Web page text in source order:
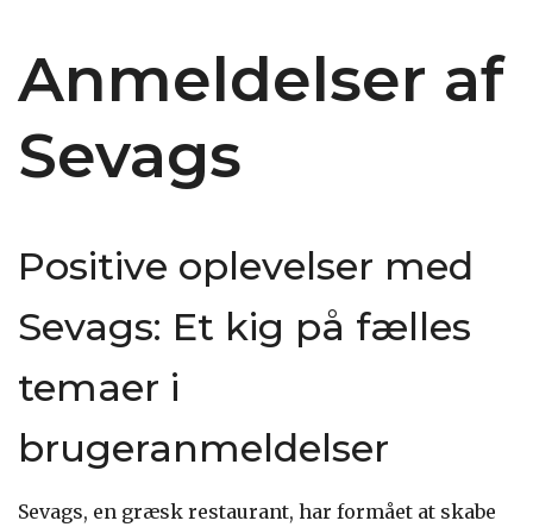
Anmeldelser af
Sevags
Positive oplevelser med
Sevags: Et kig på fælles
temaer i
brugeranmeldelser
Sevags, en græsk restaurant, har formået at skabe